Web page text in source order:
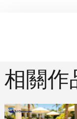
相關作